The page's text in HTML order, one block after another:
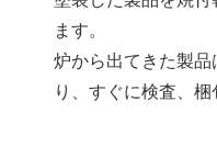
ます。
炉から出てきた製
り、すぐに検査、梱